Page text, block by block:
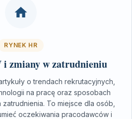
RYNEK HR
zmiany w zatrudnieniu
o trendach rekrutacyjnych,
na pracę oraz sposobach
To miejsce dla osób,
oczekiwania pracodawców i